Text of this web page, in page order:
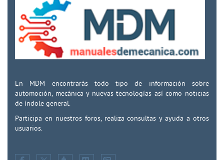
En MDM encontrarás todo tipo de información sobre
automoción, mecánica y nuevas tecnologías así como noticias
de índole general.
Participa en nuestros foros, realiza consultas y ayuda a otros
usuarios.